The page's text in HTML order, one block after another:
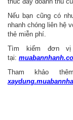
Nếu bạn cũng có
nhanh chóng liên hệ
thẻ miễn phí.
Tìm kiếm đơn
tại:
Tham khảo